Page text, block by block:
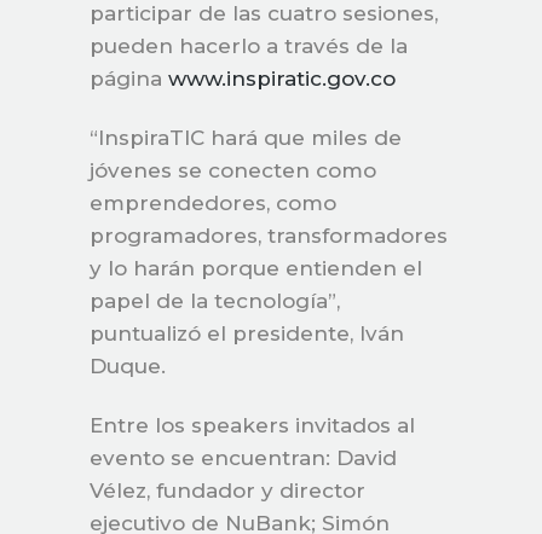
participar de las cuatro sesiones,
pueden hacerlo a través de la
página www.inspiratic.gov.co
“InspiraTIC hará que miles de
jóvenes se conecten como
emprendedores, como
programadores, transformadores
y lo harán porque entienden el
papel de la tecnología”,
puntualizó el presidente, Iván
Duque.
Entre los speakers invitados al
evento se encuentran: David
Vélez, fundador y director
ejecutivo de NuBank; Simón